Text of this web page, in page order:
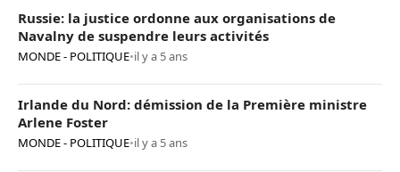
Russie: la justice ordonne aux organisations de
Navalny de suspendre leurs activités
MONDE - POLITIQUE•il y a 5 ans
Irlande du Nord: démission de la Première ministre
Arlene Foster
MONDE - POLITIQUE•il y a 5 ans